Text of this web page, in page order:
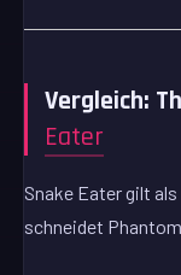
Vergleich:
Eater
Snake Eater gilt
schneidet